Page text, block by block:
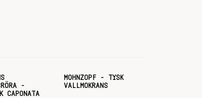
-
CAPONATA
MOHNZOPF - TYSK
VALLMOKRANS